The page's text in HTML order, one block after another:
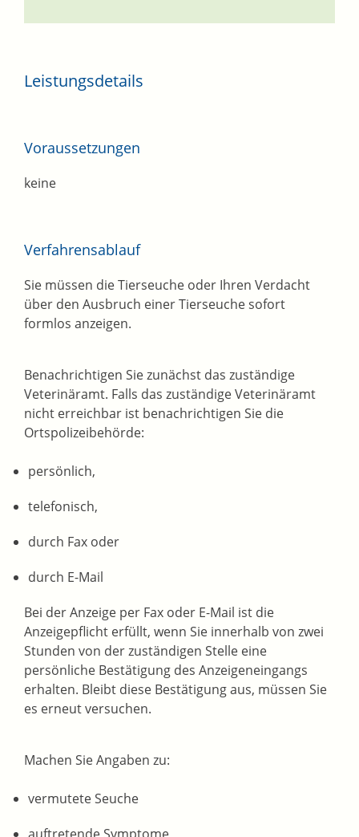
Leistungsdetails
Voraussetzungen
keine
Verfahrensablauf
Sie müssen die Tierseuche oder Ihren Verdacht
über den Ausbruch einer Tierseuche sofort
formlos anzeigen.
Benachrichtigen Sie zunächst das zuständige
Veterinäramt. Falls das zuständige Veterinäramt
nicht erreichbar ist benachrichtigen Sie die
Ortspolizeibehörde:
persönlich,
telefonisch,
durch Fax oder
durch E-Mail
Bei der Anzeige per Fax oder E-Mail ist die
Anzeigepflicht erfüllt, wenn Sie innerhalb von zwei
Stunden von der zuständigen Stelle eine
persönliche Bestätigung des Anzeigeneingangs
erhalten. Bleibt diese Bestätigung aus, müssen Sie
es erneut versuchen.
Machen Sie Angaben zu:
vermutete Seuche